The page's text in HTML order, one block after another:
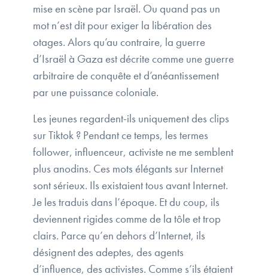
mise en scène par Israël. Ou quand pas un
mot n’est dit pour exiger la libération des
otages. Alors qu’au contraire, la guerre
d’Israël à Gaza est décrite comme une guerre
arbitraire de conquête et d’anéantissement
par une puissance coloniale.
Les jeunes regardent-ils uniquement des clips
sur Tiktok ? Pendant ce temps, les termes
follower, influenceur, activiste ne me semblent
plus anodins. Ces mots élégants sur Internet
sont sérieux. Ils existaient tous avant Internet.
Je les traduis dans l’époque. Et du coup, ils
deviennent rigides comme de la tôle et trop
clairs. Parce qu’en dehors d’Internet, ils
désignent des adeptes, des agents
d’influence, des activistes. Comme s’ils étaient